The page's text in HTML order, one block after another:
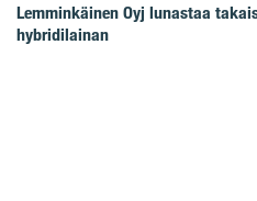
Lemminkäinen Oyj lunastaa
hybridilainan